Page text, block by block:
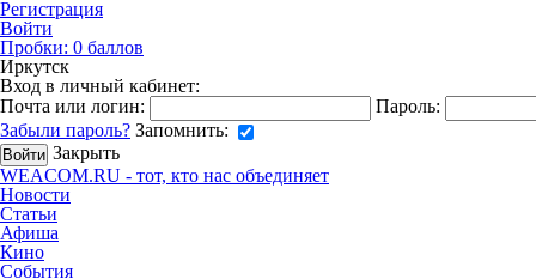
Регистрация
Войти
Пробки: 0 баллов
Иркутск
Вход в личный кабинет:
Почта или логин:
Пароль:
Забыли пароль? Запомнить:
Закрыть
WEACOM.RU - тот, кто нас объединяет
Новости
Статьи
Афиша
Кино
События